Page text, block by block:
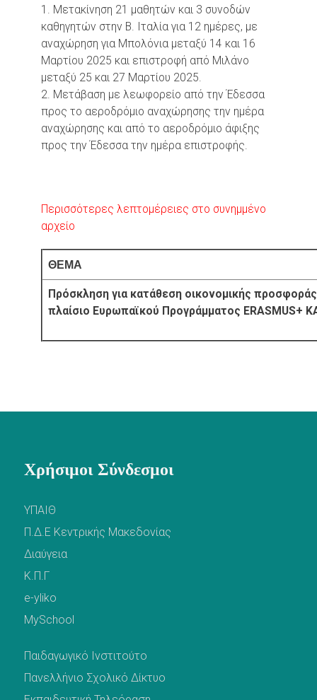
1. Μετακίνηση 21 μαθητών και 3 συνοδών
καθηγητών στην Β. Ιταλία για 12 ημέρες, με
αναχώρηση για Μπολόνια μεταξύ 14 και 16
Μαρτίου 2025 και επιστροφή από Μιλάνο
μεταξύ 25 και 27 Μαρτίου 2025.
2. Μετάβαση με λεωφορείο από την Έδεσσα
προς το αεροδρόμιο αναχώρησης την ημέρα
αναχώρησης και από το αεροδρόμιο άφιξης
προς την Έδεσσα την ημέρα επιστροφής.
Περισσότερες λεπτομέρειες στο συνημμένο
αρχείο
ΘΕΜΑ
Πρόσκληση για κατάθεση οικονομικής
πλαίσιο Ευρωπαϊκού Προγράμματος ERASMUS+
Χρήσιμοι Σύνδεσμοι
ΥΠΑΙΘ
Π.Δ.Ε Κεντρικής Μακεδονίας
Διαύγεια
Κ.Π.Γ
e-yliko
MySchool
Παιδαγωγικό Ινστιτούτο
Πανελλήνιο Σχολικό Δίκτυο